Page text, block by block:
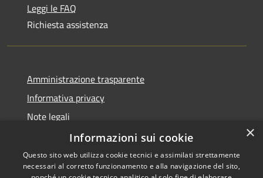
Leggi le FAQ
Richiesta assistenza
Amministrazione trasparente
Informativa privacy
Note legali
Dichiarazione di accessibilità
×
Informazioni sui cookie
Questo sito web utilizza cookie tecnici e assimilati strettamente
necessari al corretto funzionamento e alla navigazione del sito,